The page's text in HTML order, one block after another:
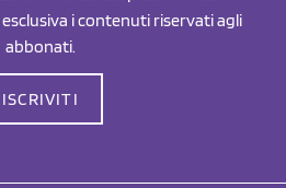
i contenuti riservati agli
abbonati.
ISCRIVITI